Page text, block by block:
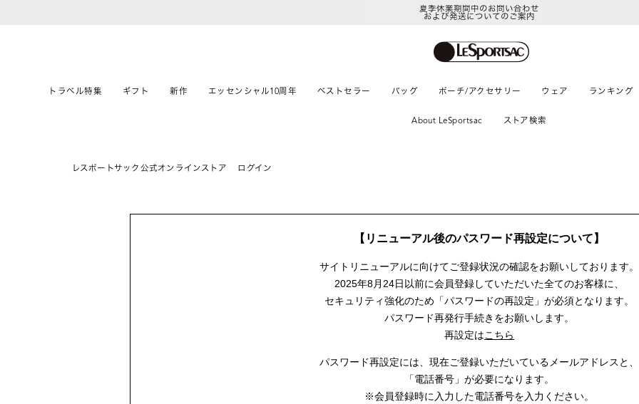
夏季休業期間中のお問い合わせ
および発送についてのご案内
トラベル特集 ギフト 新作 エッセンシャル10周年 ベストセラー バッグ ポーチ/アクセサリー ウェア ランキング
About LeSportsac ストア検索
レスポートサック公式オンラインストア ログイン
【リニューアル後のパスワード再設定について】
サイトリニューアルに向けてご登録状況の確認をお願いしております。
2025年8月24日以前に会員登録していただいた全てのお客様に、
セキュリティ強化のため「パスワードの再設定」が必須となります。
パスワード再発行手続きをお願いします。
再設定はこちら
パスワード再設定には、 現在ご登録いただいているメールアドレスと、
「電話番号」が必要になります。
※会員登録時に入力した電話番号を入力ください。